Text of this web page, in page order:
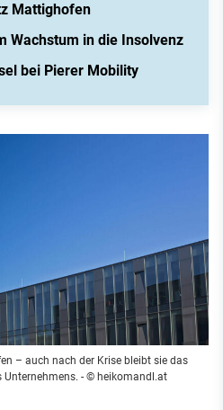
Mattighofen
Wachstum in die Insolvenz
bei Pierer Mobility
– auch nach der Krise bleibt sie das
Unternehmens. - © heikomandl.at